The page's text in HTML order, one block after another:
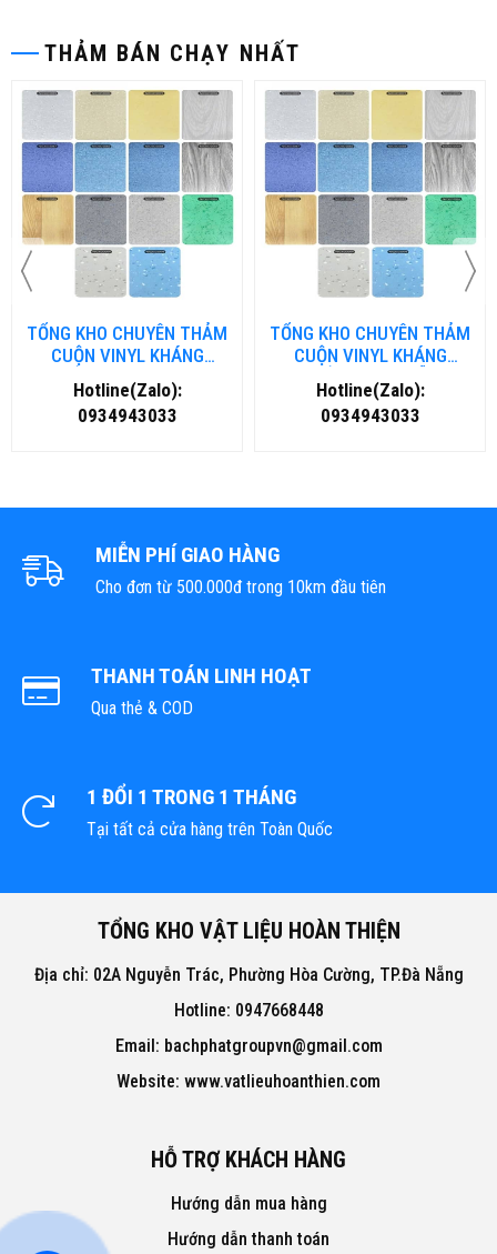
THẢM BÁN CHẠY NHẤT
TỔNG KHO CHUYÊN THẢM
CUỘN VINYL KHÁNG
KHUẨN TẠI NHA TRANG
Hotline(Zalo):
0934943033
TỔNG KHO CHUYÊN THẢM
CUỘN VINYL KHÁNG
KHUẨN TẠI ĐÀ NẴNG
Hotline(Zalo):
0934943033
MIỄN PHÍ GIAO HÀNG
Cho đơn từ 500.000đ trong 10km đầu tiên
THANH TOÁN LINH HOẠT
Qua thẻ & COD
1 ĐỔI 1 TRONG 1 THÁNG
Tại tất cả cửa hàng trên Toàn Quốc
TỔNG KHO VẬT LIỆU HOÀN THIỆN
Địa chỉ: 02A Nguyễn Trác, Phường Hòa Cường, TP.Đà Nẵng
Hotline: 0947668448
Email: bachphatgroupvn@gmail.com
Website: www.vatlieuhoanthien.com
HỖ TRỢ KHÁCH HÀNG
Hướng dẫn mua hàng
Hướng dẫn thanh toán